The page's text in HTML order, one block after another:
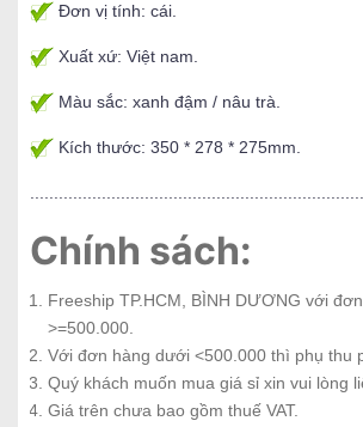
Đơn vị tính: cái.
Xuất xứ: Việt nam.
Màu sắc: xanh đậm / nâu trà.
Kích thước: 350 * 278 * 275mm.
Chính sách:
Freeship TP.HCM, BÌNH DƯƠNG với
>=500.000.
Với đơn hàng dưới <500.000 thì phụ thu
Quý khách muốn mua giá sỉ xin vui lòng
Giá trên chưa bao gồm thuế VAT.